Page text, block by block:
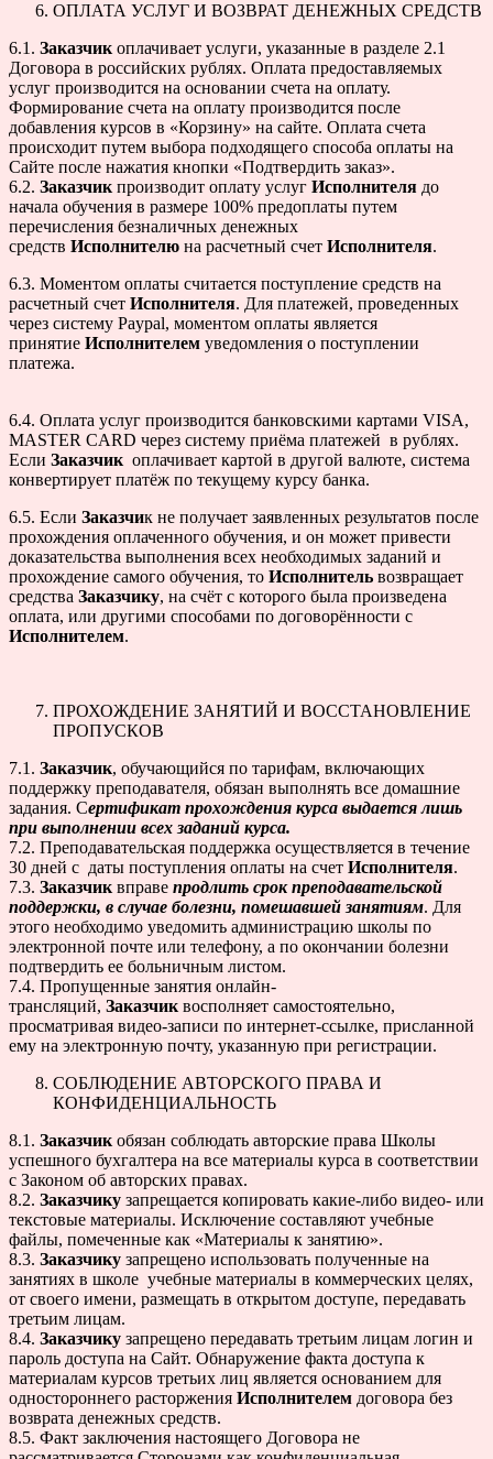
ОПЛАТА УСЛУГ И ВОЗВРАТ ДЕНЕЖНЫХ СРЕДСТВ
6.1. Заказчик оплачивает услуги, указанные в разделе 2.1
Договора в российских рублях. Оплата предоставляемых
услуг производится на основании счета на оплату.
Формирование счета на оплату производится после
добавления курсов в «Корзину» на сайте. Оплата счета
происходит путем выбора подходящего способа оплаты на
Сайте после нажатия кнопки «Подтвердить заказ».
6.2. Заказчик производит оплату услуг Исполнителя до
начала обучения в размере 100% предоплаты путем
перечисления безналичных денежных
средств Исполнителю на расчетный счет Исполнителя.
6.3. Моментом оплаты считается поступление средств на
расчетный счет Исполнителя. Для платежей, проведенных
через систему Paypal, моментом оплаты является
принятие Исполнителем уведомления о поступлении
платежа.
6.4. Оплата услуг производится банковскими картами VISA,
MASTER CARD через систему приёма платежей в рублях.
Если Заказчик оплачивает картой в другой валюте, система
конвертирует платёж по текущему курсу банка.
6.5. Если Заказчик не получает заявленных результатов после
прохождения оплаченного обучения, и он может привести
доказательства выполнения всех необходимых заданий и
прохождение самого обучения, то Исполнитель возвращает
средства Заказчику, на счёт с которого была произведена
оплата, или другими способами по договорённости с
Исполнителем.
ПРОХОЖДЕНИЕ ЗАНЯТИЙ И ВОССТАНОВЛЕНИЕ
ПРОПУСКОВ
7.1. Заказчик, обучающийся по тарифам, включающих
поддержку преподавателя, обязан выполнять все домашние
задания. Сертификат прохождения курса выдается лишь
при выполнении всех заданий курса.
7.2. Преподавательская поддержка осуществляется в течение
30 дней с даты поступления оплаты на счет Исполнителя.
7.3. Заказчик вправе продлить срок преподавательской
поддержки, в случае болезни, помешавшей занятиям. Для
этого необходимо уведомить администрацию школы по
электронной почте или телефону, а по окончании болезни
подтвердить ее больничным листом.
7.4. Пропущенные занятия онлайн-
трансляций, Заказчик восполняет самостоятельно,
просматривая видео-записи по интернет-ссылке, присланной
ему на электронную почту, указанную при регистрации.
СОБЛЮДЕНИЕ АВТОРСКОГО ПРАВА И
КОНФИДЕНЦИАЛЬНОСТЬ
8.1. Заказчик обязан соблюдать авторские права Школы
успешного бухгалтера на все материалы курса в соответствии
с Законом об авторских правах.
8.2. Заказчику запрещается копировать какие-либо видео- или
текстовые материалы. Исключение составляют учебные
файлы, помеченные как «Материалы к занятию».
8.3. Заказчику запрещено использовать полученные на
занятиях в школе учебные материалы в коммерческих целях,
от своего имени, размещать в открытом доступе, передавать
третьим лицам.
8.4. Заказчику запрещено передавать третьим лицам логин и
пароль доступа на Сайт. Обнаружение факта доступа к
материалам курсов третьих лиц является основанием для
одностороннего расторжения Исполнителем договора без
возврата денежных средств.
8.5. Факт заключения настоящего Договора не